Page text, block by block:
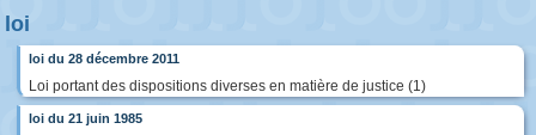
loi
loi du 28 décembre 2011
Loi portant des dispositions diverses en matière de justice (1)
loi du 21 juin 1985